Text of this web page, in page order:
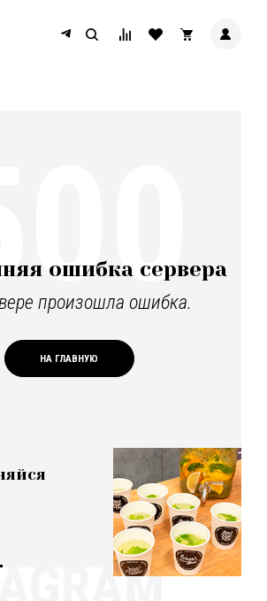
ошибка сервера
произошла ошибка.
НА ГЛАВНУЮ